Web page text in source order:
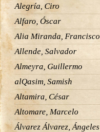
Alegría, Ciro
Alfaro, Óscar
Alia Miranda, Francisco
Allende, Salvador
Almeyra, Guillermo
alQasim, Samish
Altamira, César
Altomare, Marcelo
Álvarez Álvarez, Ángeles